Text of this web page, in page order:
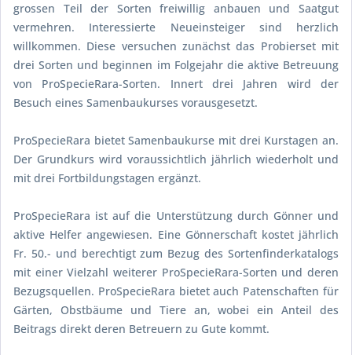
grossen Teil der Sorten freiwillig anbauen und Saatgut
vermehren. Interessierte Neueinsteiger sind herzlich
willkommen. Diese versuchen zunächst das Probierset mit
drei Sorten und beginnen im Folgejahr die aktive Betreuung
von ProSpecieRara-Sorten. Innert drei Jahren wird der
Besuch eines Samenbaukurses vorausgesetzt.
ProSpecieRara bietet Samenbaukurse mit drei Kurstagen an.
Der Grundkurs wird voraussichtlich jährlich wiederholt und
mit drei Fortbildungstagen ergänzt.
ProSpecieRara ist auf die Unterstützung durch Gönner und
aktive Helfer angewiesen. Eine Gönnerschaft kostet jährlich
Fr. 50.- und berechtigt zum Bezug des Sortenfinderkatalogs
mit einer Vielzahl weiterer ProSpecieRara-Sorten und deren
Bezugsquellen. ProSpecieRara bietet auch Patenschaften für
Gärten, Obstbäume und Tiere an, wobei ein Anteil des
Beitrags direkt deren Betreuern zu Gute kommt.